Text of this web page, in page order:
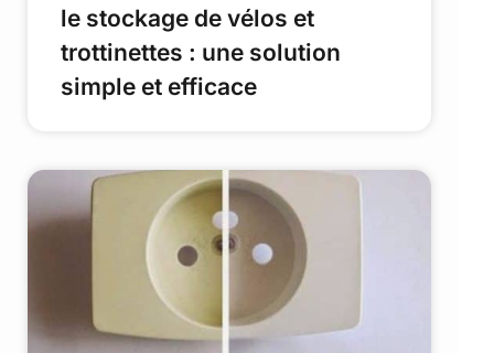
le stockage de vélos et
trottinettes : une solution
simple et efficace